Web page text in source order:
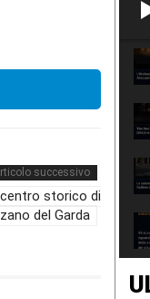
successivo
storico di
del Garda